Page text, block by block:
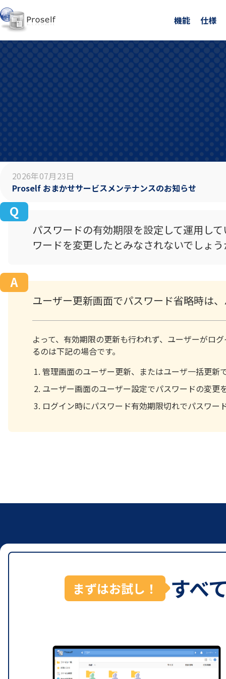
機能 仕様
2026年07月23日
Proself おまかせサービスメンテナンスのお知らせ
パスワードの有効期限を設定して運用し
ワードを変更したとみなされないでしょ
ユーザー更新画面でパスワード省略時は
よって、有効期限の更新も行われず、ユーザーがロ
るのは下記の場合です。
管理画面のユーザー更新、またはユーザ一括更新
ユーザー画面のユーザー設定でパスワードの変更
ログイン時にパスワード有効期限切れでパスワー
まずはお試し！ すべ